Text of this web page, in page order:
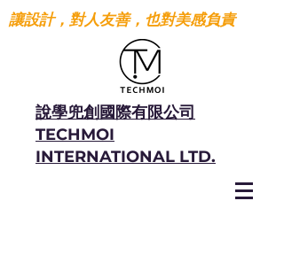
讓設計，對人友善，也對美感負責
說學兜創國際有限公司
TECHMOI
INTERNATIONAL LTD.